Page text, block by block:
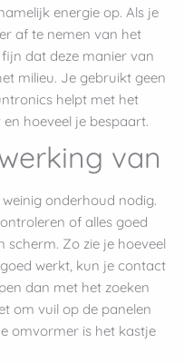
energie op. Als je
af te nemen van het
dat deze manier van
milieu. Je gebruikt geen
helpt met het
hoeveel je bespaart.
van
onderhoud nodig.
of alles goed
scherm. Zo zie je hoeveel
werkt, kun je contact
dan met het zoeken
om vuil op de panelen
omvormer is het kastje